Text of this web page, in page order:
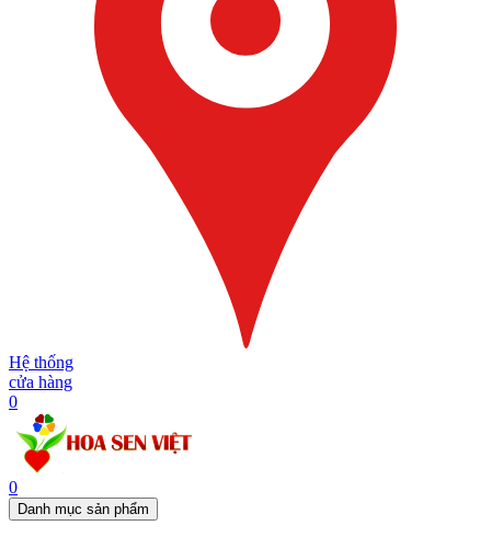
Hệ thống
cửa hàng
0
0
Danh mục sản phẩm